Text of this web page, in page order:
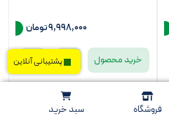
9,998,000تومان
خرید محصول
فروشگاه سبد خرید
پشتیبانی آنلاین